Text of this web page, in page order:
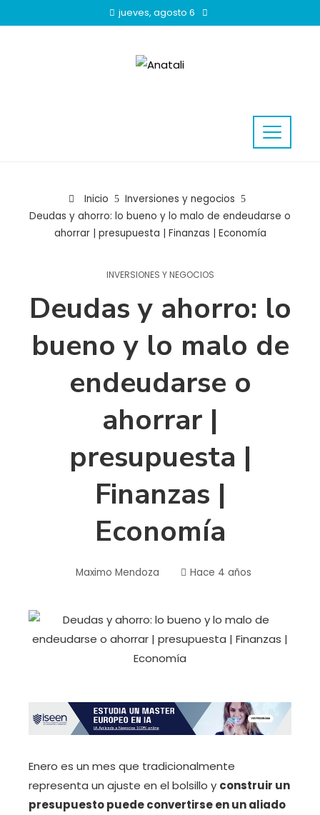
jueves, agosto 6
Inicio
Inversiones y negocios
Deudas y ahorro: lo bueno y lo malo de endeudarse o
ahorrar | presupuesta | Finanzas | Economía
INVERSIONES Y NEGOCIOS
Deudas y ahorro: lo
bueno y lo malo de
endeudarse o
ahorrar |
presupuesta |
Finanzas |
Economía
Maximo Mendoza Hace 4 años
Enero es un mes que tradicionalmente
representa un ajuste en el bolsillo y construir un
presupuesto puede convertirse en un aliado